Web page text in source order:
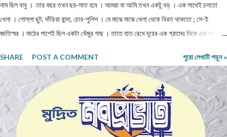
নাম ছিল বাবু । তার বছর তখন ছয়-সাত হবে । আমরা বা আমি তখন একটু বড় । এক সাথেই চলতো
খেলা । গোল্লা ছুট, দাঁড়িয়া বান্দা, চোর-পুলিশ । যে মাঝে মাঝে খেলা থেকে বিরত থাকতো ; সে-ই
জাতিস্মর । মাঠের পাশেই ছিল একটা খেঁজুর গাছ । তাতে হাত রেখে দূরের এক গ্রামের দিকে এক মনে
চল্লিশ মিনিট লাগবে । মাঝে জলে ভরপুর দেখে কখনো যাওয়া হয়নি । বাবু কে যখন বলতাম, ওপারে কি
দেখছিস? ও বলতো, ওখানে আমার ছোট মা থাকে, দিদি থাকে, আমার ভুলু কুকুর থাকে । এ কথা আমাদের
বিশ্বাস হতো না । আবার খেলায় ফিরে যেতাম, খেলতাম । কিন্তু ও বসে বসে , ওপারের গাছ পালা , বাড়ি
ঘর দেখতো । কাছে গেলে বলতো , ওই যে সবুজ ,কচি কলাপাতা রঙের দালান বাড়ি, ওটাই আমাদের বাড়ি !
এই ভাবে মাস ছয়, বছর গড়াতে লাগলো । মনে প্রশ্ন জাগতে লাগলো, এ টা কি মন গড়া , বা বানিয়ে
বানিয়ে বলছে? সত্যি প্রকাশ হোল এক দিন । সে বাড়িতে কিছু ...
SHARE POST A COMMENT পুরো লেখাটি পড়ুন »